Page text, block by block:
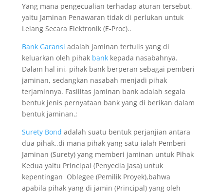
Yang mana pengecualian terhadap aturan tersebut,
yaitu Jaminan Penawaran tidak di perlukan untuk
Lelang Secara Elektronik (E-Proc)..
Bank Garansi adalah jaminan tertulis yang di
keluarkan oleh pihak bankkepada nasabahnya.
Dalam hal ini, pihak bank berperan sebagai pemberi
jaminan, sedangkan nasabah menjadi pihak
terjaminnya. Fasilitas jaminan bank adalah segala
bentuk jenis pernyataan bank yang di berikan dalam
bentuk jaminan.;
Surety Bond adalah suatu bentuk perjanjian antara
dua pihak,,di mana pihak yang satu ialah Pemberi
Jaminan (Surety) yang memberi jaminan untuk Pihak
Kedua yaitu Principal (Penyedia Jasa) untuk
kepentingan Oblegee (Pemilik Proyek),bahwa
apabila pihak yang di jamin (Principal) yang oleh